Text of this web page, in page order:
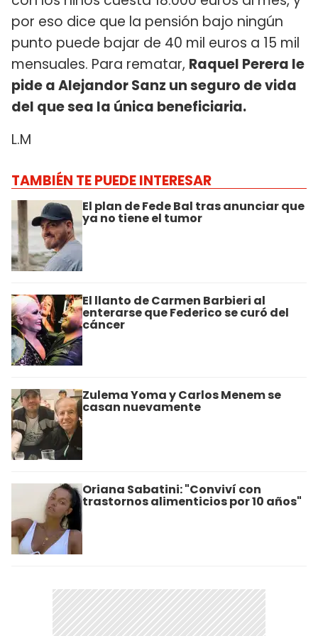
por eso dice que la pensión bajo ningún
punto puede bajar de 40 mil euros a 15 mil
mensuales. Para rematar, Raquel Perera le
pide a Alejandor Sanz un seguro de vida
del que sea la única beneficiaria.
L.M
TAMBIÉN TE PUEDE INTERESAR
El plan de Fede Bal tras anunciar que
ya no tiene el tumor
El llanto de Carmen Barbieri al
enterarse que Federico se curó del
cáncer
Zulema Yoma y Carlos Menem se
casan nuevamente
Oriana Sabatini: "Conviví con
trastornos alimenticios por 10 años"